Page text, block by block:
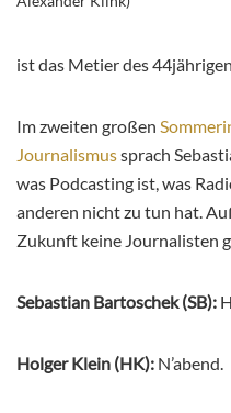
ist das Metier des
Im zweiten großen
Journalismussprach
was Podcasting ist, was
anderen nicht zu tun hat.
Zukunft keine Journalisten
Sebastian Bartoschek (SB):
Holger Klein (HK): N’abend.